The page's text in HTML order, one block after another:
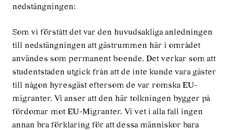
nedstängningen:
Som vi förstått det var den huvudsakliga anledningen
till nedstängningen att gästrummen här i området
användes som permanent boende. Det verkar som att
studentstaden utgick från att de inte kunde vara gäster
till någon hyresgäst eftersom de var romska EU-
migranter. Vi anser att den här tolkningen bygger på
fördomar mot EU-Migranter. Vi vet i alla fall ingen
annan bra förklaring för att dessa människor bara